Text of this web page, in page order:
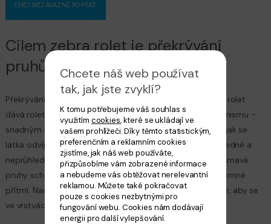
CHCI NEZÁVAZNĚ POPTAT
Cílem zebra rolet je překrývání
pruhů
Překrývání světlých a tmavých pruhů stínící textilie zebra rolet
dává roletám hravost. Jde o dvě rolety v jednom mechanismu -
snadným pohybem je rozvinete do požadované délky a jak se
látka odvíjí, textilie se ve dvou vrstvách pohybuje - průhledné a
neprůhledné pruhy se překrývají. Pro efekt den necháte tmavé
pruhy schované za tmavými a vznikne tak v interiéru příjemné
přítmí. Naopak pro noc nastavíte pruhy do takové pozice, aby se
ve vrstvách tmavé pruhy kryly se světlými.
Chcete náš web používat
tak, jak jste zvyklí?
K tomu potřebujeme váš souhlas s
využitím cookies, které se ukládají ve
vašem prohlížeči. Díky těmto statistickým,
preferenčním a reklamním cookies
zjistíme, jak náš web používáte,
přizpůsobíme vám zobrazené informace
a nebudeme vás obtěžovat nerelevantní
reklamou. Můžete také pokračovat
pouze s cookies nezbytnými pro
fungování webu. Cookies nám dodávají
energii pro další vylepšování.